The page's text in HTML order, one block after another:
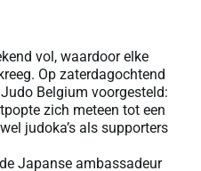
vol, waardoor elke
Op zaterdagochtend
Belgium voorgesteld:
zich meteen tot een
judoka’s als supporters
Japanse ambassadeur